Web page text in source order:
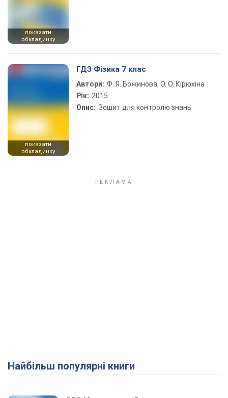
показати
обкладинку
показати
обкладинку
ГДЗ Фізика 7 клас
Автори: Ф. Я. Божинова, О. О. Кірюхіна
Рік: 2015
Опис: Зошит для контролю знань
Найбільш популярні книги